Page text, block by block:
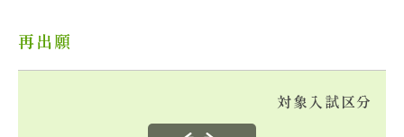
再出願
対象入試区分